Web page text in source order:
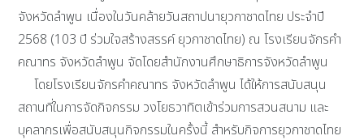
จังหวัดลำพูน เนื่องในวันคล้ายวันสถาปนายุวกาชาดไทย ประจำปี
2568 (103 ปี ร่วมใจสร้างสรรค์ ยุวกาชาดไทย) ณ โรงเรียนจักรคำ
คณาทร จังหวัดลำพูน จัดโดยสำนักงานศึกษาธิการจังหวัดลำพูน
โดยโรงเรียนจักรคำคณาทร จังหวัดลำพูน ได้ให้การสนับสนุน
สถานที่ในการจัดกิจกรรม วงโยธวาทิตเข้าร่วมการสวนสนาม และ
บุคลากรเพื่อสนับสนุนกิจกรรมในครั้งนี้ สำหรับกิจการยุวกาชาดไทย